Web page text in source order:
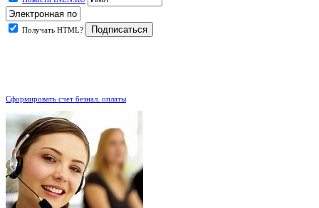
Получать HTML?
Сформировать счет безнал. оплаты